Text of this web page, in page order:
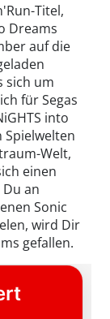
Titel,
Dreams
auf die
sich um
für Segas
into
Welt,
einen
an
Sonic
wird Dir
gefallen.